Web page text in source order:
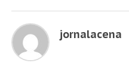
jornalacena